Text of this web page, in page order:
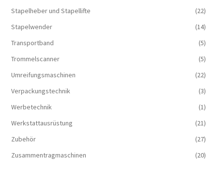
Stapelheber und Stapellifte
(22)
Stapelwender
(14)
Transportband
(5)
Trommelscanner
(5)
Umreifungsmaschinen
(22)
Verpackungstechnik
(3)
Werbetechnik
(1)
Werkstattausrüstung
(21)
Zubehör
(27)
Zusammentragmaschinen
(20)